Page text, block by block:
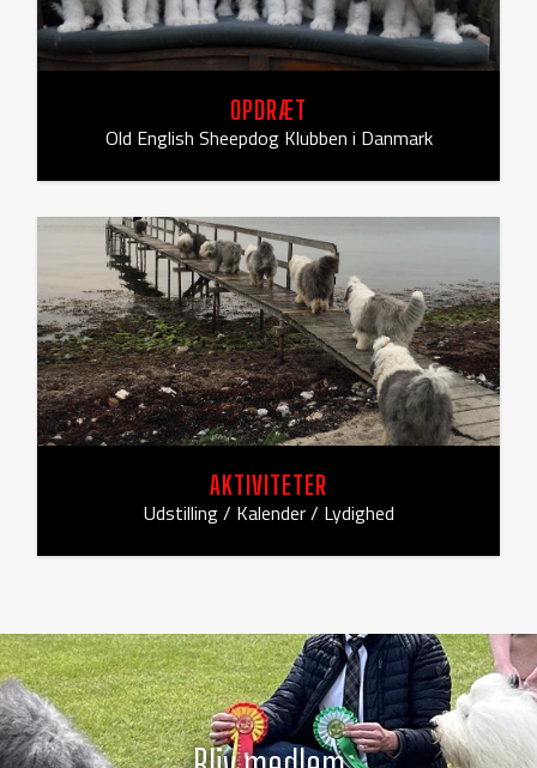
OPDRÆT
Old English Sheepdog Klubben i Danmark
AKTIVITETER
Udstilling / Kalender / Lydighed